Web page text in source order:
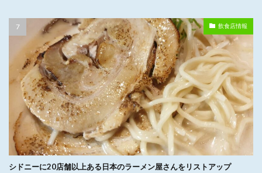
飲食店情報
シドニーに20店舗以上ある日本のラーメン屋さんをリストアップ